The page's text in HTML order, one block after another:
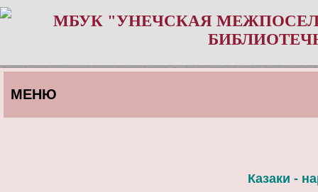
МБУК "УНЕЧСКАЯ
МЕНЮ
Казаки -